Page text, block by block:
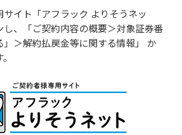
サイト「アフラック よりそうネッ
し、「ご契約内容の概要＞対象証券番
」＞解約払戻金等に関する情報」 か